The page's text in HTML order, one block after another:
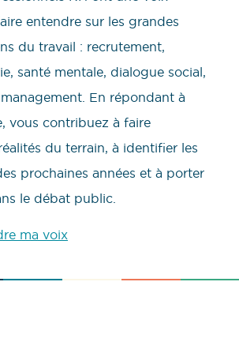
entendre sur les grandes
du travail : recrutement,
santé mentale, dialogue social,
En répondant à
vous contribuez à faire
du terrain, à identifier les
prochaines années et à porter
le débat public.
ma voix